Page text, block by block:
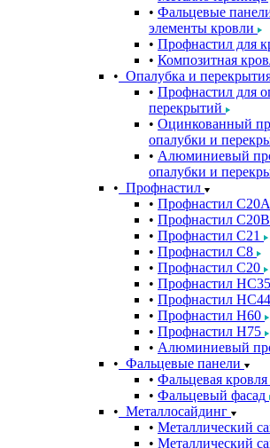
Фальцевые
элементы кровли
Профнастил для
Композитная
Опалубка и
Профнастил для
перекрытий
Оцинкованный
опалубки и
Алюминиевый
опалубки и
Профнастил
Профнастил С20A
Профнастил С20B
Профнастил С21
Профнастил С8
Профнастил С20
Профнастил НС35
Профнастил НС44
Профнастил Н60
Профнастил Н75
Алюминиевый
Фальцевые панели
Фальцевая кровля
Фальцевый фасад
Металлосайдинг
Металлический
Металлический